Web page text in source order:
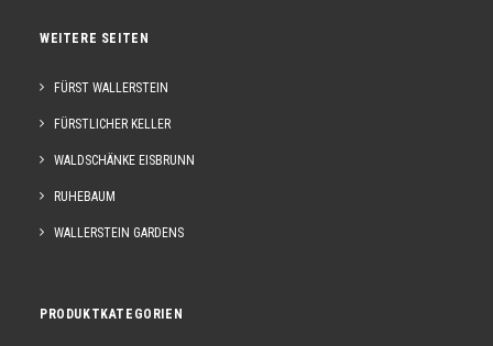
WEITERE SEITEN
FÜRST WALLERSTEIN
FÜRSTLICHER KELLER
WALDSCHÄNKE EISBRUNN
RUHEBAUM
WALLERSTEIN GARDENS
PRODUKTKATEGORIEN